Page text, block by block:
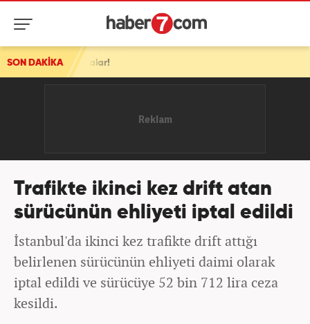
SON DAKİKA
Trafikte ikinci kez drift atan
sürücünün ehliyeti iptal edildi
İstanbul'da ikinci kez trafikte drift attığı
belirlenen sürücünün ehliyeti daimi olarak
iptal edildi ve sürücüye 52 bin 712 lira ceza
kesildi.